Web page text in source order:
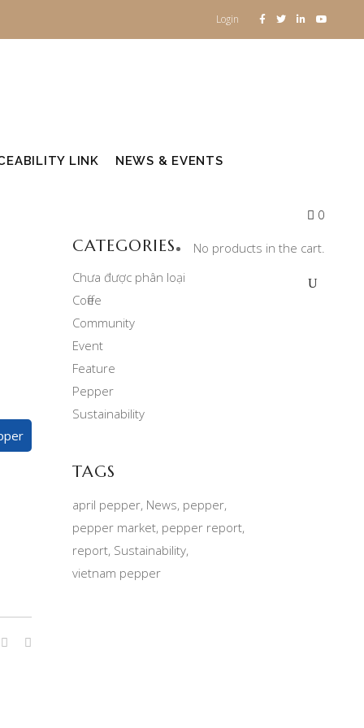
Login
LINK NEWS & EVENTS
0
No products in the cart.
CATEGORIES
Chưa được phân loại
Coffee
Community
Event
Feature
Pepper
Sustainability
TAGS
april pepper News pepper
pepper market pepper report
report Sustainability
vietnam pepper